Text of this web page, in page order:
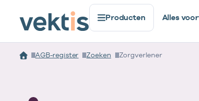
Producten Alles voor
AGB-register Zoeken Zorgverlener